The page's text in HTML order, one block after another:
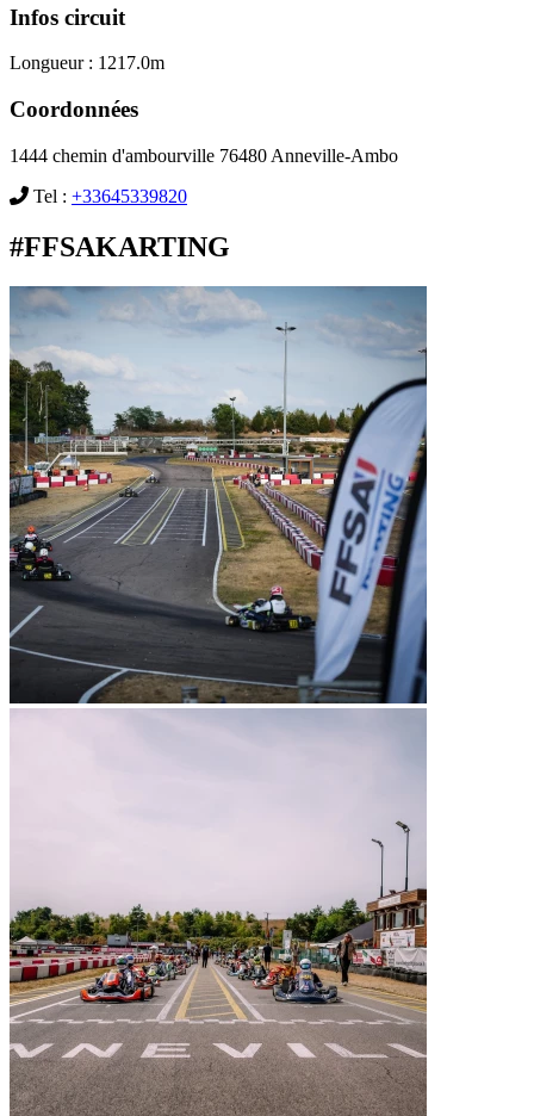
Infos circuit
Longueur : 1217.0m
Coordonnées
1444 chemin d'ambourville 76480 Anneville-Ambo
Tel : +33645339820
#FFSAKARTING